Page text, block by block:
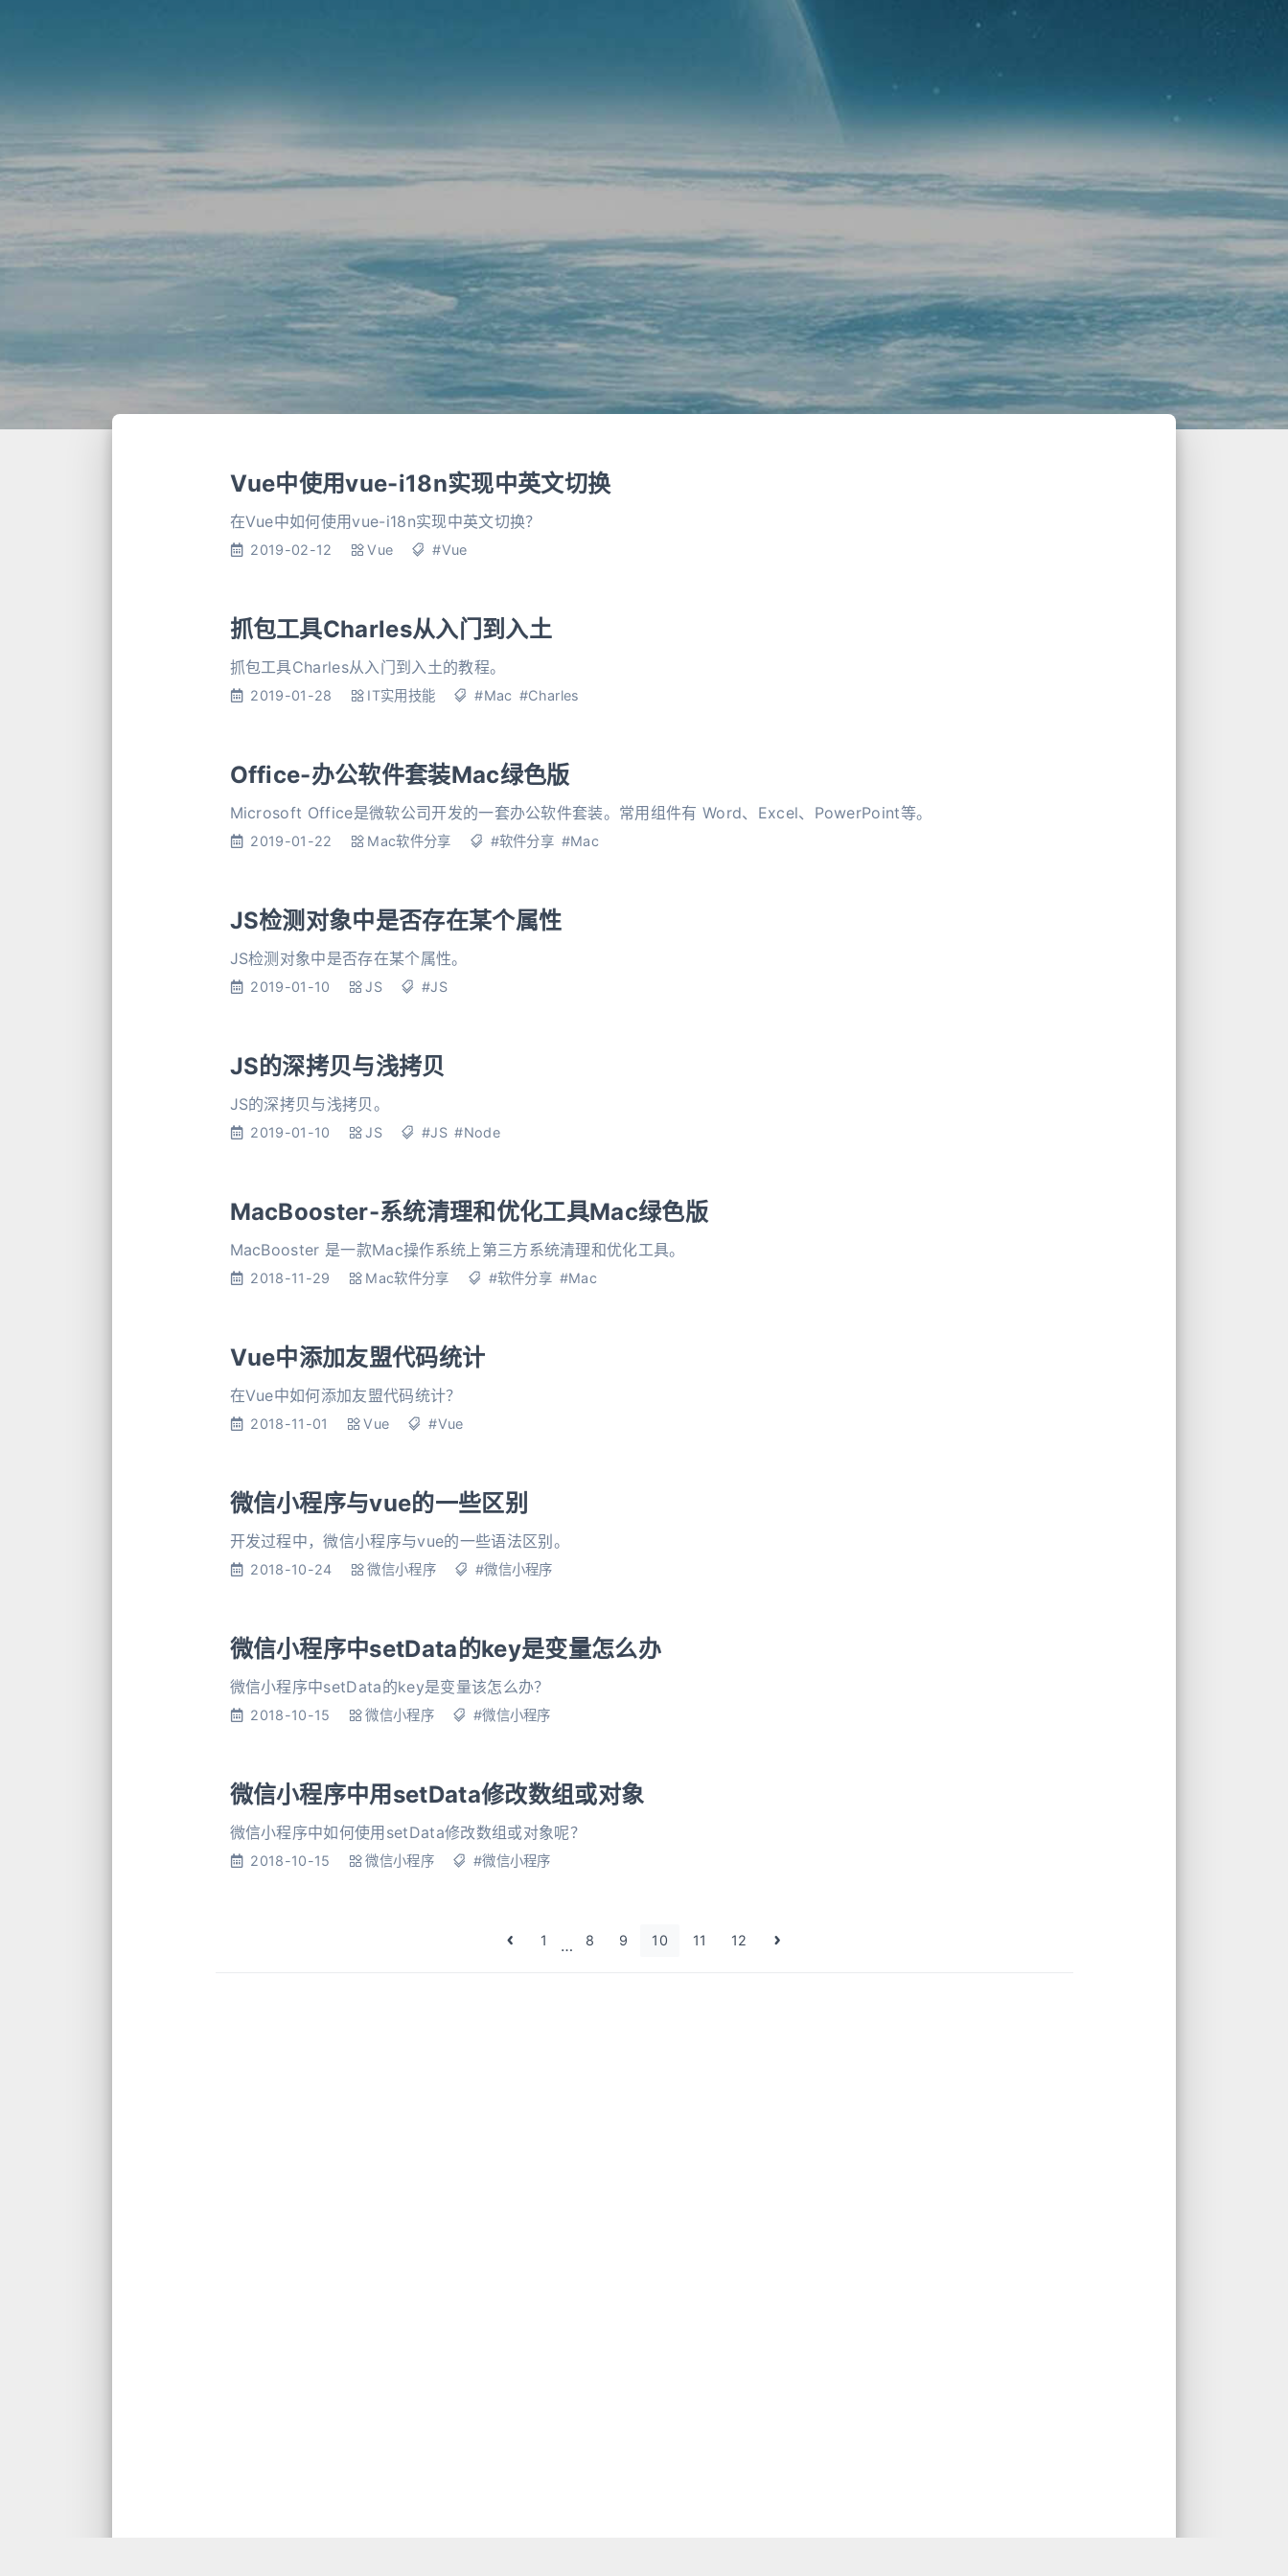
Vue中使用vue-i18n实现中英文切换
在Vue中如何使用vue-i18n实现中英文切换？
2019-02-12 Vue #Vue
抓包工具Charles从入门到入土
抓包工具Charles从入门到入土的教程。
2019-01-28 IT实用技能 #Mac #Charles
Office-办公软件套装Mac绿色版
Microsoft Office是微软公司开发的一套办公软件套装。常用组件有 Word、Excel、PowerPoint等。
2019-01-22 Mac软件分享 #软件分享 #Mac
JS检测对象中是否存在某个属性
JS检测对象中是否存在某个属性。
2019-01-10 JS #JS
JS的深拷贝与浅拷贝
JS的深拷贝与浅拷贝。
2019-01-10 JS #JS #Node
MacBooster-系统清理和优化工具Mac绿色版
MacBooster 是一款Mac操作系统上第三方系统清理和优化工具。
2018-11-29 Mac软件分享 #软件分享 #Mac
Vue中添加友盟代码统计
在Vue中如何添加友盟代码统计？
2018-11-01 Vue #Vue
微信小程序与vue的一些区别
开发过程中，微信小程序与vue的一些语法区别。
2018-10-24 微信小程序 #微信小程序
微信小程序中setData的key是变量怎么办
微信小程序中setData的key是变量该怎么办？
2018-10-15 微信小程序 #微信小程序
微信小程序中用setData修改数组或对象
微信小程序中如何使用setData修改数组或对象呢？
2018-10-15 微信小程序 #微信小程序
1 … 8 9 10 11 12